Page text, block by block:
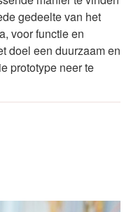
gedeelte van het
voor functie en
doel een duurzaam en
prototype neer te